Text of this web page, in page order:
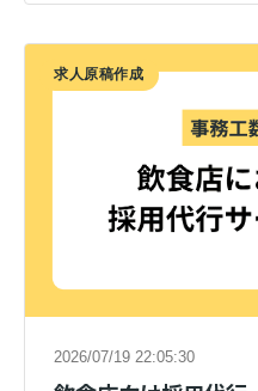
求人原稿作成
2026/07/19 22:05:30